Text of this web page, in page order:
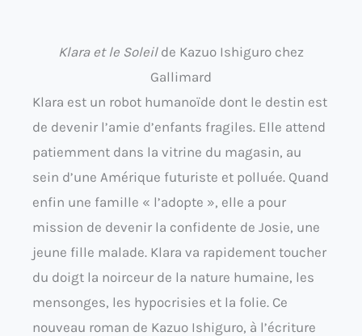
Klara et le Soleilde Kazuo Ishiguro chez
Gallimard
Klara est un robot humanoïde dont le destin est
de devenir l’amie d’enfants fragiles. Elle attend
patiemment dans la vitrine du magasin, au
sein d’une Amérique futuriste et polluée. Quand
enfin une famille « l’adopte », elle a pour
mission de devenir la confidente de Josie, une
jeune fille malade. Klara va rapidement toucher
du doigt la noirceur de la nature humaine, les
mensonges, les hypocrisies et la folie. Ce
nouveau roman de Kazuo Ishiguro, à l’écriture